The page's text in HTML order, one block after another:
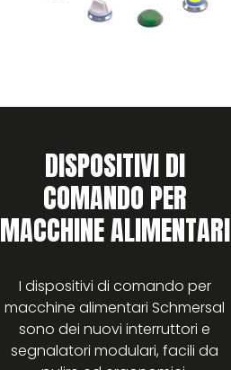
DISPOSITIVI DI
COMANDO PER
MACCHINE ALIMENTARI
I dispositivi di comando per
macchine alimentari Schmersal
sono dei nuovi interruttori e
segnalatori modulari, facili da